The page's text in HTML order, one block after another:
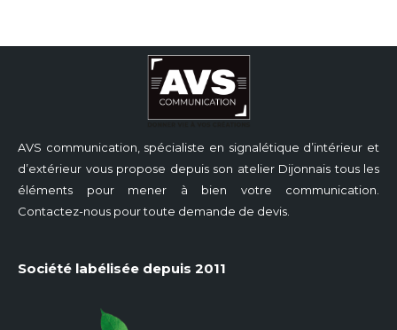
AVS communication, spécialiste en signalétique d’intérieur et
d’extérieur vous propose depuis son atelier Dijonnais tous les
éléments pour mener à bien votre communication.
Contactez-nous pour toute demande de devis.
Société labélisée depuis 2011